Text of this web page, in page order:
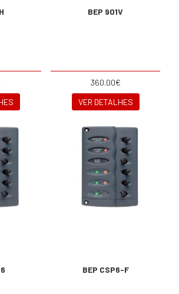
BEP 901V
360.00€
VER DETALHES
BEP CSP6-F